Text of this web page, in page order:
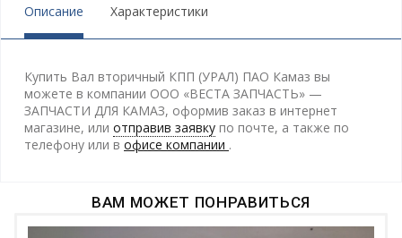
Описание Характеристики
Купить Вал вторичный КПП (УРАЛ) ПАО Камаз вы
можете в компании ООО «ВЕСТА ЗАПЧАСТЬ» —
ЗАПЧАСТИ ДЛЯ КАМАЗ, оформив заказ в интернет
магазине, или отправив заявку по почте, а также по
телефону или в офисе компании .
ВАМ МОЖЕТ ПОНРАВИТЬСЯ